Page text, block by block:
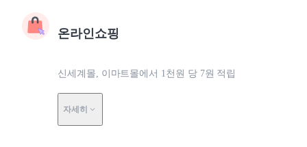
온라인쇼핑
신세계몰, 이마트몰에서 1천원 당 7원 적립
자세히